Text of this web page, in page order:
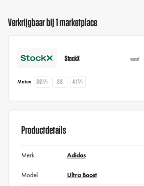
Verkrijgbaar bij 1 marketplace
StockX vanaf
Maten 36⅔ 38 41⅓
Productdetails
Merk Adidas
Model Ultra Boost